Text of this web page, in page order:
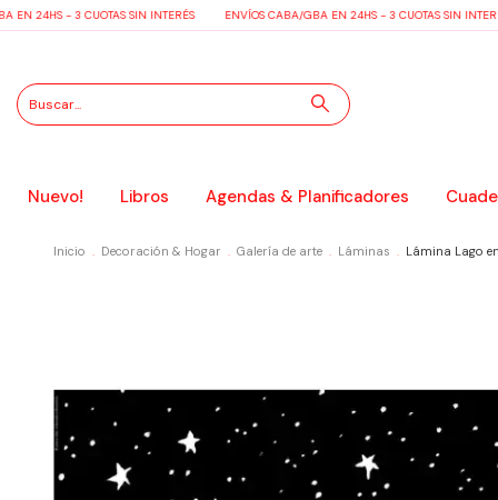
24HS - 3 CUOTAS SIN INTERÉS ENVÍOS CABA/GBA EN 24HS - 3 CUOTAS SIN INTERÉS
Nuevo! Libros Agendas & Planificadores
Inicio . Decoración & Hogar . Galería de arte . Láminas . Lámina Lago